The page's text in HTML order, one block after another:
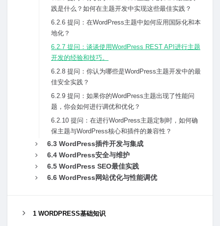
践是什么？如何在主题开发中实现这些最佳实践？
6.2.6 提问：在WordPress主题中如何应⽤国际化和本
地化？
6.2.7 提问：谈谈使⽤WordPress REST API进⾏主题
开发的经验和技巧。
6.2.8 提问：你认为哪些是WordPress主题开发中的最
佳安全实践？
6.2.9 提问：如果你的WordPress主题出现了性能问
题，你会如何进⾏调优和优化？
6.2.10 提问：在进⾏WordPress主题定制时，如何确
保主题与WordPress核⼼和插件的兼容性？
6.3 WordPress插件开发与集成
6.4 WordPress安全与维护
6.5 WordPress SEO最佳实践
6.6 WordPress⽹站优化与性能调优
1 WORDPRESS基础知识